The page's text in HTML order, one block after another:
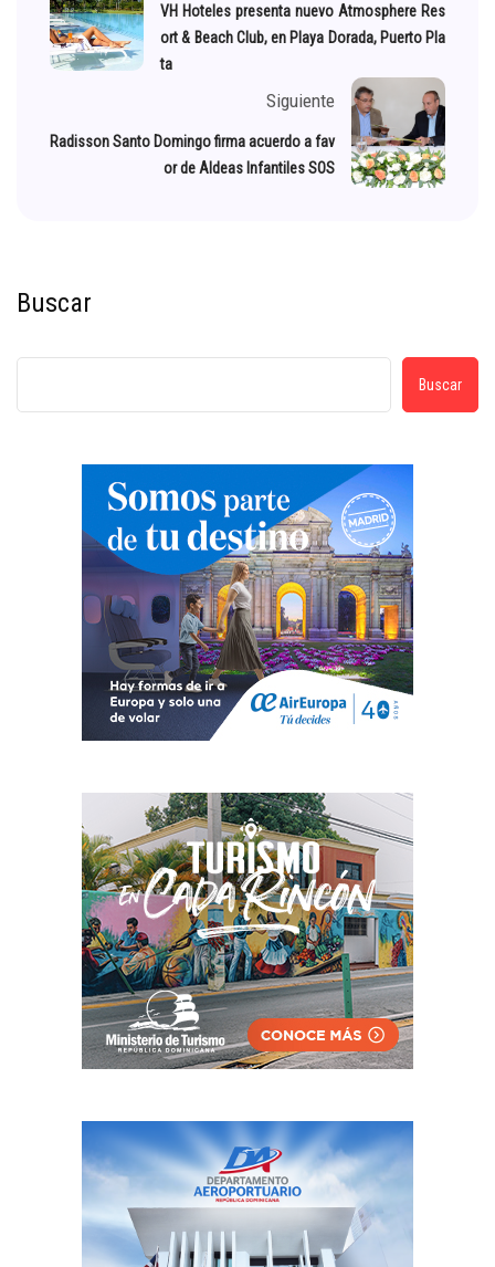
VH Hoteles presenta nuevo Atmosphere Res
ort & Beach Club, en Playa Dorada, Puerto Pla
ta
Siguiente
Radisson Santo Domingo firma acuerdo a fav
or de Aldeas Infantiles SOS
Buscar
Buscar